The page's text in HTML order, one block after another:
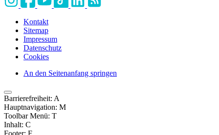
Kontakt
Sitemap
Impressum
Datenschutz
Cookies
An den Seitenanfang springen
Barrierefreiheit: A
Hauptnavigation: M
Toolbar Menü: T
Inhalt: C
Footer: F